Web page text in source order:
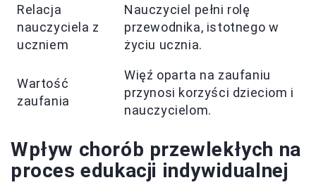
Relacja
nauczyciela z
uczniem
Nauczyciel pełni rolę
przewodnika, istotnego w
życiu ucznia.
Wartość
zaufania
Więź oparta na zaufaniu
przynosi korzyści dzieciom i
nauczycielom.
Wpływ chorób przewlekłych na
proces edukacji indywidualnej